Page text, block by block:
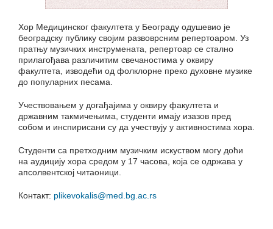
Хор Медицинског факултета у Београду одушевио је
београдску публику својим развоврсним репертоаром. Уз
пратњу музичких инструмената, репертоар се стално
прилагођава различитим свечаностима у оквиру
факултета, изводећи од фолклорне преко духовне музике
до популарних песама.
Учествовањем у догађајима у оквиру факултета и
државним такмичењима, студенти имају изазов пред
собом и инспирисани су да учествују у активностима хора.
Студенти са претходним музичким искуством могу доћи
на аудицију хора средом у 17 часова, која се одржава у
апсолвентској читаоници.
Контакт: plikevokalis@med.bg.ac.rs